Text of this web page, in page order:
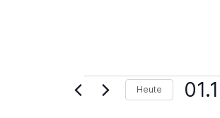
Veranstaltungen
Heute